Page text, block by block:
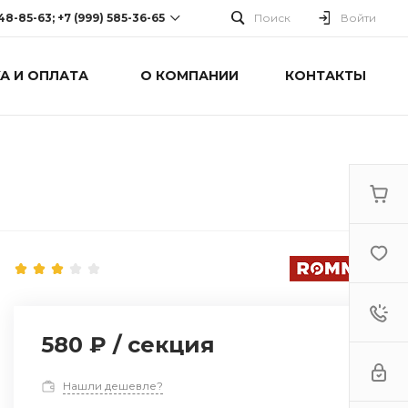
85-63; +7 (999) 585-36-65
63; +7 (999) 585-36-65
Поиск Войти
И ОПЛАТА О КОМПАНИИ КОНТАКТЫ
580 ₽ / секция
Нашли дешевле?